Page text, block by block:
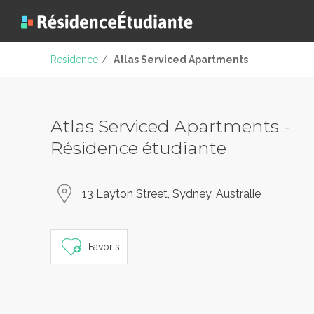
Residence / Atlas Serviced Apartments
Atlas Serviced Apartments -
Résidence étudiante
13 Layton Street, Sydney, Australie
Favoris